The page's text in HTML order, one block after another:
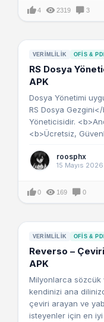
4 2319 3
VERIMLILIK OFIS &
RS Dosya
APK
Dosya Yönetimi
RS Dosya
Yöneticisidir.
<b>Ücretsiz,
roosphx
15 Mayıs 2026
0 169 0
VERIMLILIK OFIS &
Reverso –
APK
Milyonlarca
kendinizi ana
çeviri arayan ve
isteyenler için en